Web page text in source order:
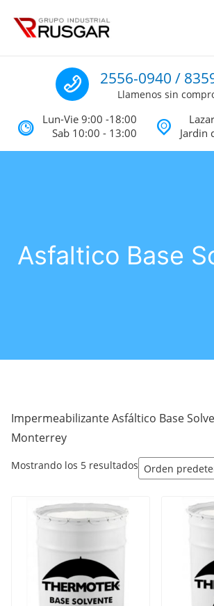
Impermeabilizantes y
Llamenos
2556-0940 /
Llamenos sin
Lun-Vie 9:00 -18:00
Sab 10:00 - 13:00
Jardin
Asfaltico Base
Impermeabilizante Asfáltico Base
Monterrey
Mostrando los 5 resultados